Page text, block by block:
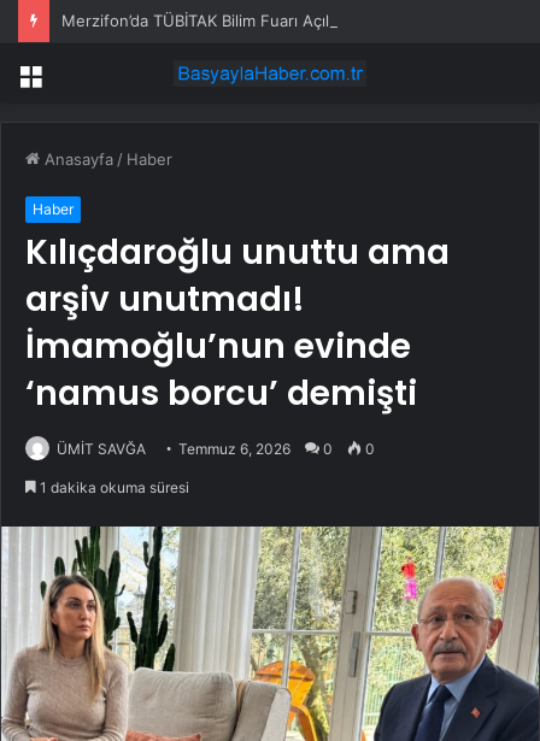
Merzifon’da TÜBİTAK Bilim Fuarı Açıldı
Menü
Anasayfa / Haber
Haber
Kılıçdaroğlu unuttu ama
arşiv unutmadı!
İmamoğlu’nun evinde
‘namus borcu’ demişti
ÜMİT SAVĞA Temmuz 6, 2026 0 0
1 dakika okuma süresi